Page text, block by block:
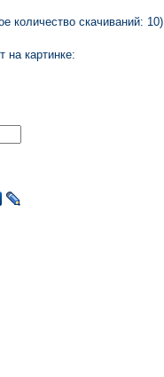
количество скачиваний: 10)
на картинке: